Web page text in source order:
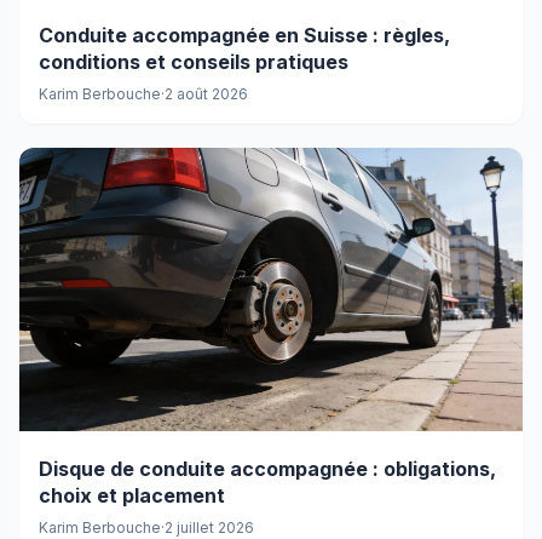
Conduite accompagnée en Suisse : règles,
conditions et conseils pratiques
Karim Berbouche·2 août 2026
Disque de conduite accompagnée : obligations,
choix et placement
Karim Berbouche·2 juillet 2026